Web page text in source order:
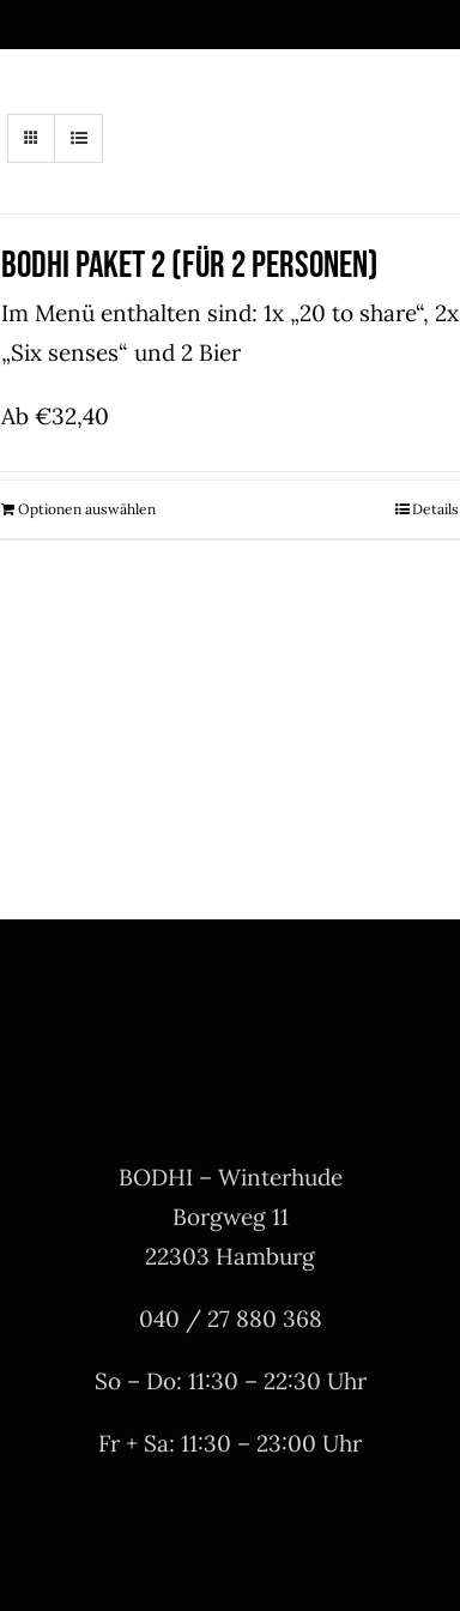
Bodhi Paket 2 (für 2 Personen)
Im Menü enthalten sind: 1x „20 to share“, 2x
„Six senses“ und 2 Bier
Ab €32,40
Optionen auswählen Details
BODHI – Winterhude
Borgweg 11
22303 Hamburg
040 / 27 880 368
So – Do: 11:30 – 22:30 Uhr
Fr + Sa: 11:30 – 23:00 Uhr